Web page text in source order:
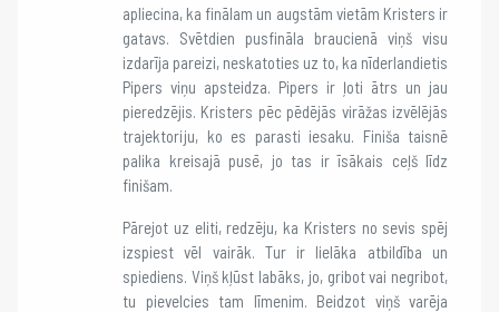
apliecina, ka finālam un augstām vietām Kristers ir
gatavs. Svētdien pusfināla braucienā viņš visu
izdarīja pareizi, neskatoties uz to, ka nīderlandietis
Pipers viņu apsteidza. Pipers ir ļoti ātrs un jau
pieredzējis. Kristers pēc pēdējās virāžas izvēlējās
trajektoriju, ko es parasti iesaku. Finiša taisnē
palika kreisajā pusē, jo tas ir īsākais ceļš līdz
finišam.
Pārejot uz eliti, redzēju, ka Kristers no sevis spēj
izspiest vēl vairāk. Tur ir lielāka atbildība un
spiediens. Viņš kļūst labāks, jo, gribot vai negribot,
tu pievelcies tam līmenim. Beidzot viņš varēja